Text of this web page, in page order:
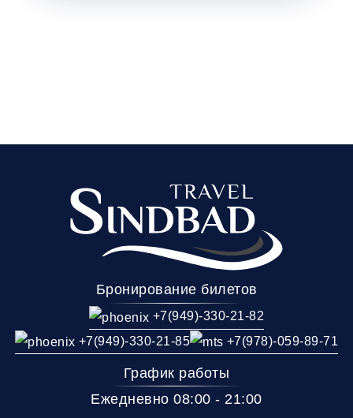
Бронирование билетов
+7(949)-330-21-82
+7(949)-330-21-85
+7(978)-059-89-71
График работы
Ежедневно 08:00 - 21:00